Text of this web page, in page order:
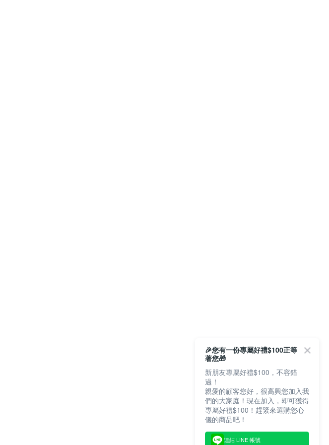
🎉您有一份專屬好禮$100正等
著您🎁
新朋友專屬好禮$100，不容錯
過！
親愛的顧客您好，很高興您加入我
們的大家庭！現在加入，即可獲得
專屬好禮$100！趕緊來選購您心
儀的商品吧！
連結 LINE 帳號